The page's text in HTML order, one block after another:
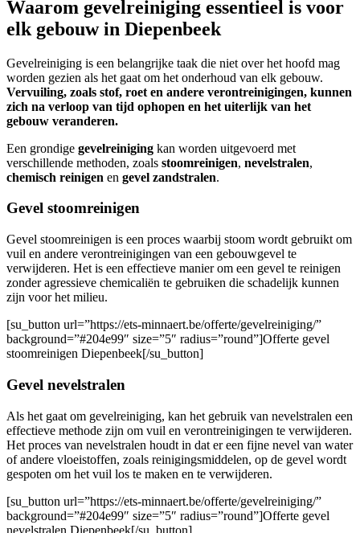
Waarom gevelreiniging essentieel is voor
elk gebouw in Diepenbeek
Gevelreiniging is een belangrijke taak die niet over het hoofd mag
worden gezien als het gaat om het onderhoud van elk gebouw.
Vervuiling, zoals stof, roet en andere verontreinigingen, kunnen
zich na verloop van tijd ophopen en het uiterlijk van het
gebouw veranderen.
Een grondige gevelreiniging kan worden uitgevoerd met
verschillende methoden, zoals stoomreinigen, nevelstralen,
chemisch reinigen en gevel zandstralen.
Gevel stoomreinigen
Gevel stoomreinigen is een proces waarbij stoom wordt gebruikt om
vuil en andere verontreinigingen van een gebouwgevel te
verwijderen. Het is een effectieve manier om een ​​gevel te reinigen
zonder agressieve chemicaliën te gebruiken die schadelijk kunnen
zijn voor het milieu.
[su_button url=”https://ets-minnaert.be/offerte/gevelreiniging/”
background=”#204e99″ size=”5″ radius=”round”]Offerte gevel
stoomreinigen Diepenbeek[/su_button]
Gevel nevelstralen
Als het gaat om gevelreiniging, kan het gebruik van nevelstralen een
effectieve methode zijn om vuil en verontreinigingen te verwijderen.
Het proces van nevelstralen houdt in dat er een fijne nevel van water
of andere vloeistoffen, zoals reinigingsmiddelen, op de gevel wordt
gespoten om het vuil los te maken en te verwijderen.
[su_button url=”https://ets-minnaert.be/offerte/gevelreiniging/”
background=”#204e99″ size=”5″ radius=”round”]Offerte gevel
nevelstralen Diepenbeek[/su_button]